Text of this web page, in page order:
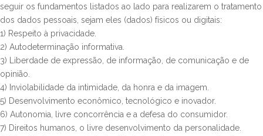
seguir os fundamentos listados ao lado para realizarem o tratamento
dos dados pessoais, sejam eles (dados) físicos ou digitais:
1) Respeito à privacidade.
2) Autodeterminação informativa.
3) Liberdade de expressão, de informação, de comunicação e de
opinião.
4) Inviolabilidade da intimidade, da honra e da imagem.
5) Desenvolvimento econômico, tecnológico e inovador.
6) Autonomia, livre concorrência e a defesa do consumidor.
7) Direitos humanos, o livre desenvolvimento da personalidade.